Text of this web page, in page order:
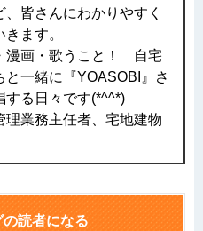
、皆さんにわかりやすく
ます。
漫画・歌うこと！ 自宅
と一緒に『YOASOBI』さ
する日々です(*^^*)
理業務主任者、宅地建物
の読者になる